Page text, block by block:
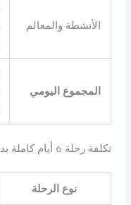
الأنشطة والمعالم
المجموع اليومي
تكلفة رحلة 6 أيام كاملة بدون الطيران:
نوع الرحلة